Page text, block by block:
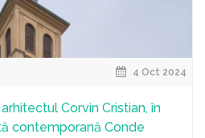
4 Oct 2024
Corvin Cristian, în
contemporană Conde